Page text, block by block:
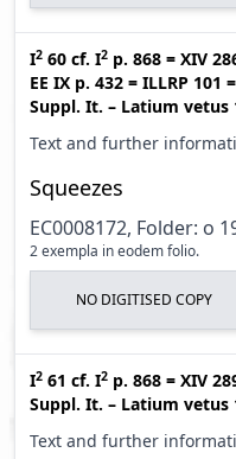
I2 60 cf. I2 p. 868 = XIV
EE IX p. 432 = ILLRP 101 =
Suppl. It. – Latium vetus
Text and further
Squeezes
EC0008172, Folder: o
2 exempla in eodem folio.
NO DIGITISED COPY
I2 61 cf. I2 p. 868 = XIV
Suppl. It. – Latium vetus
Text and further